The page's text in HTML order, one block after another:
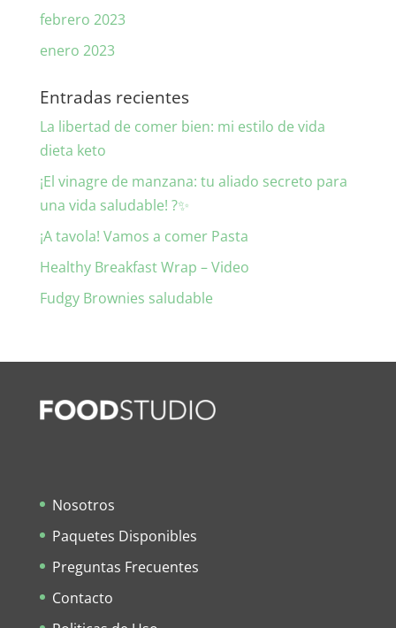
febrero 2023
enero 2023
Entradas recientes
La libertad de comer bien: mi estilo de vida
dieta keto
¡El vinagre de manzana: tu aliado secreto para
una vida saludable! ?✨
¡A tavola! Vamos a comer Pasta
Healthy Breakfast Wrap – Video
Fudgy Brownies saludable
Nosotros
Paquetes Disponibles
Preguntas Frecuentes
Contacto